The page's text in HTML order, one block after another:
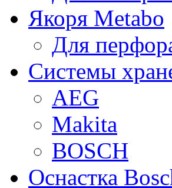
Якоря Metabo
Для
Системы
AEG
Makita
BOSCH
Оснастка